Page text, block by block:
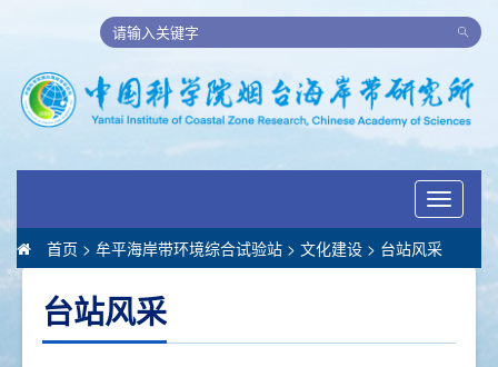
Toggle
首页 > 牟平海岸带环境综合试验站 > 文化建设 > 台站风采
台站风采